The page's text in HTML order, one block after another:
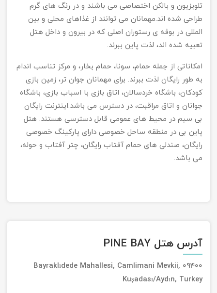
تلویزیون و بالکن اختصاصی می باشند و در رنگ های گرم
طراحی شده اند.مهمانان می توانند از غذاهای محلی و بین
المللی در بوفه ی رستوران اصلی که در بیرون و داخل هتل
تعبیه شده اند، لذت پاین ببرند.
امکاناتی از جمله حمام، سونا، حمام بخار، و مرکز تناسب اندام
به طور رایگان لذت ببرند. برای مهمانان جوان تر، زمین بازی
کودکان، باشگاه خردسالان، اتاق بازی با اسباب بازی، باشگاه
جوانان و اتاق مراقبت، در دسترس می باشد.اینترنت رایگان
بی سیم در محیط های عمومی قابل دسترسی هستند. هتل
پاین بی در منطقه ساحل خصوصی دارای پارکینگ خصوصی
رایگان، صندلی های حمام آفتاب رایگان، چتر آفتاب و حوله،
می باشد.
آدرس هتل PINE BAY
Bayraklıdede Mahallesi, Camlimani Mevkii, 09400
Kuşadası/Aydın, Turkey